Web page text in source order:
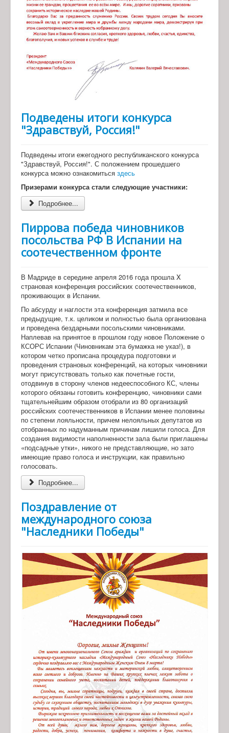
Подведены итоги конкурса
"Здравствуй, Россия!"
Подведены итоги ежегодного республиканского конкурса
"Здравствуй, Россия!". С положением прошедшего
конкурса можно ознакомиться здесь
Призерами конкурса стали следующие участники:
Подробнее...
Пиррова победа чиновников
посольства РФ В Испании на
соотечественном фронте
В Мадриде в середине апреля 2016 года прошла X
страновая конференция российских соотечественников,
проживающих в Испании.
По абсурду и наглости эта конференция затмила все
предыдущие, т.к. целиком и полностью была организована
и проведена бездарными посольскими чиновниками.
Наплевав на принятое в прошлом году новое Положение о
КСОРС Испании (Чиновникам эта бумажка не указ!), в
котором четко прописана процедура подготовки и
проведения страновых конференций, на которых чиновники
могут присутствовать только как почетные гости,
отодвинув в сторону членов недееспособного КС, члены
которого обязаны готовить конференцию, чиновники сами
тщательнейшим образом отобрали из 80 организаций
российских соотечественников в Испании менее половины
по степени лояльности, причем нелояльных депутатов из
отобранных по надуманным причинам лишили голоса. Для
создания видимости наполненности зала были приглашены
«подсадные утки», никого не представляющие, но зато
имеющие право голоса и инструкции, как правильно
голосовать.
Подробнее...
Поздравление от
международного союза
"Наследники Победы"